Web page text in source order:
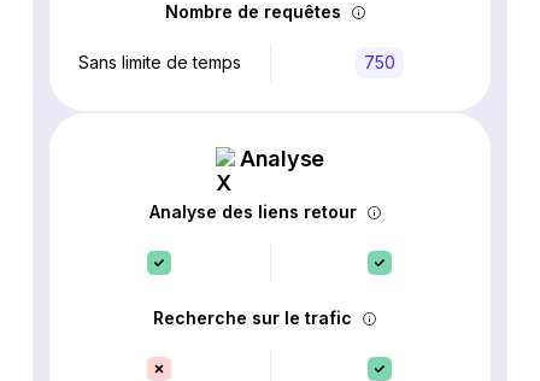
Nombre de requêtes
Sans limite de temps 750
Analyse
Analyse des liens retour
Recherche sur le trafic